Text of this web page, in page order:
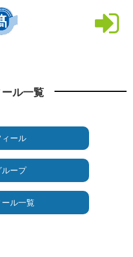
ル一覧
ィール
ループ
ル一覧